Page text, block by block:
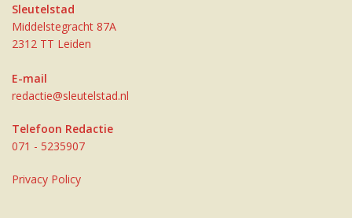
Sleutelstad
Middelstegracht 87A
2312 TT Leiden
E-mail
redactie@sleutelstad.nl
Telefoon Redactie
071 - 5235907
Privacy Policy